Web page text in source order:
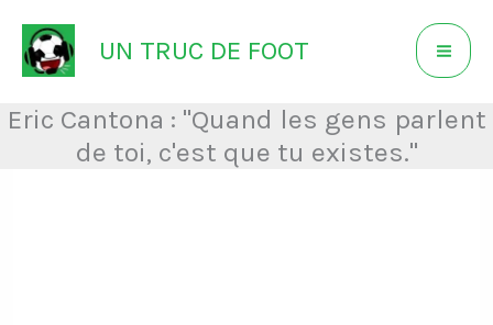
Aller
au
contenu
UN TRUC DE FOOT
Eric Cantona : "Quand les gens parlent
de toi, c'est que tu existes."